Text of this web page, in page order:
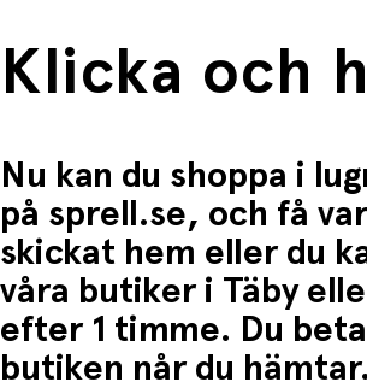
Klicka och
Nu kan du shoppa i
på sprell.se, och få
skickat hem eller du
våra butiker i Täby
efter 1 timme. Du
butiken når du hämtar.